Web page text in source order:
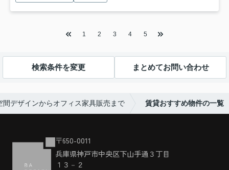
1 2 3 4 5
検索条件を変更 まとめてお問い合わせ
デザインからオフィス家具販売まで 賃貸おすすめ物件の一覧
〒650-0011
兵庫県神戸市中央区下山手通３丁目
１３－２